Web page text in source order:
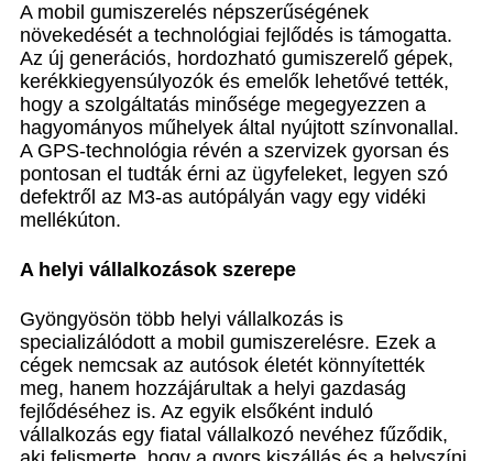
A mobil gumiszerelés népszerűségének
növekedését a technológiai fejlődés is támogatta.
Az új generációs, hordozható gumiszerelő gépek,
kerékkiegyensúlyozók és emelők lehetővé tették,
hogy a szolgáltatás minősége megegyezzen a
hagyományos műhelyek által nyújtott színvonallal.
A GPS-technológia révén a szervizek gyorsan és
pontosan el tudták érni az ügyfeleket, legyen szó
defektről az M3-as autópályán vagy egy vidéki
mellékúton.
A helyi vállalkozások szerepe
Gyöngyösön több helyi vállalkozás is
specializálódott a mobil gumiszerelésre. Ezek a
cégek nemcsak az autósok életét könnyítették
meg, hanem hozzájárultak a helyi gazdaság
fejlődéséhez is. Az egyik elsőként induló
vállalkozás egy fiatal vállalkozó nevéhez fűződik,